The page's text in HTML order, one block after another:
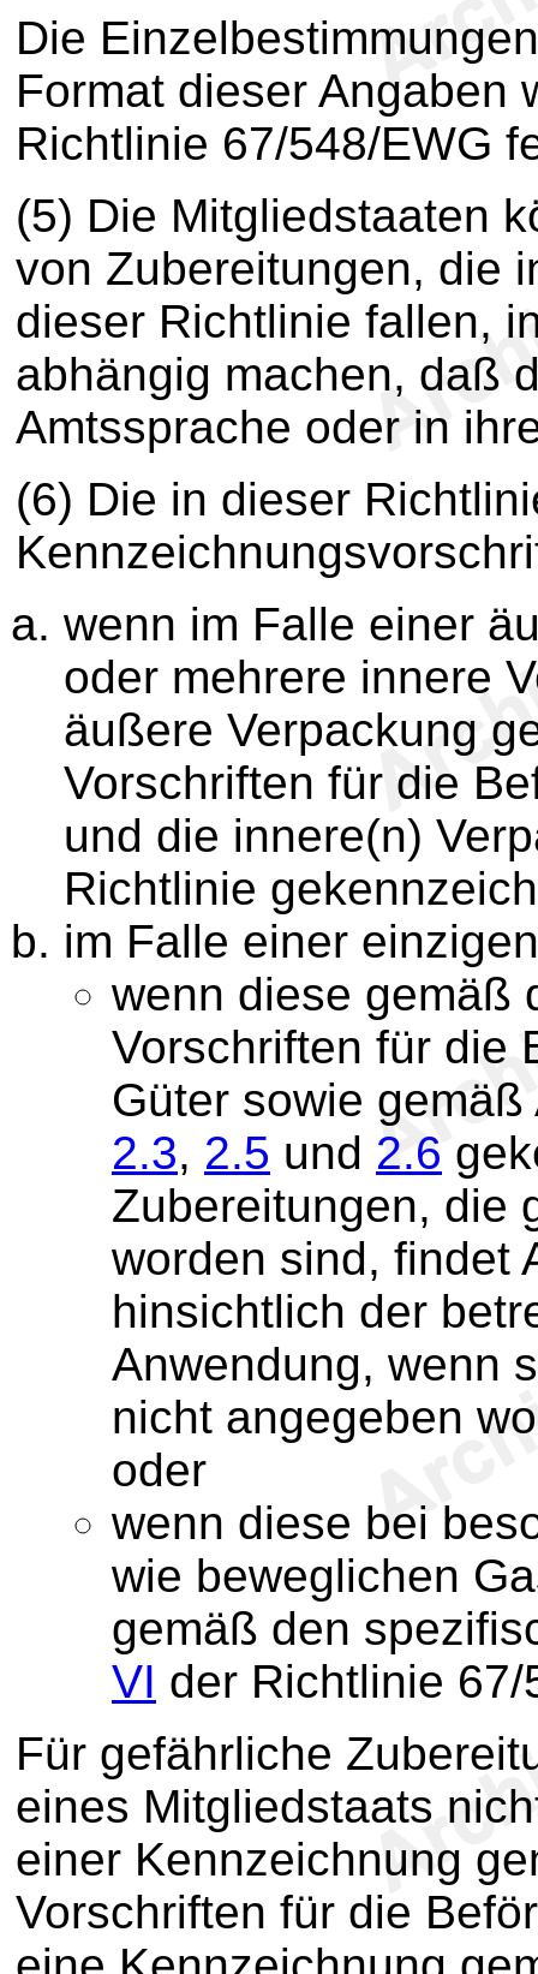
Die
Format dieser Angaben
Richtlinie 67/548/EWG
(5) Die Mitgliedstaaten
von Zubereitungen, die
dieser Richtlinie fallen,
abhängig machen, daß
Amtssprache oder in
(6) Die in dieser
wenn im Falle einer
oder mehrere innere
äußere Verpackung
Vorschriften für die
und die innere(n)
Richtlinie
im Falle einer
wenn diese gemäß
Vorschriften für die
Güter sowie
2.3, 2.5 und 2.6
Zubereitungen, die
worden sind, findet
hinsichtlich der
Anwendung, wenn
nicht angegeben
oder
wenn diese bei
wie beweglichen
gemäß den
VI der Richtlinie
Für gefährliche
eines Mitgliedstaats
einer Kennzeichnung
Vorschriften für die